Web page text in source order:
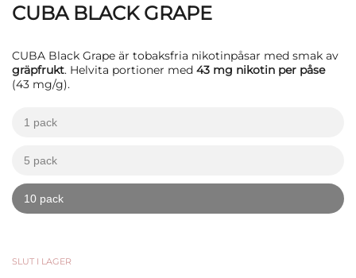
CUBA BLACK GRAPE
CUBA Black Grape är tobaksfria nikotinpåsar med smak av
gräpfrukt. Helvita portioner med 43 mg nikotin per påse
(43 mg/g).
1 pack
5 pack
10 pack